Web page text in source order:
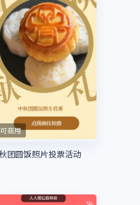
可商用
团圆饭照片投票活动